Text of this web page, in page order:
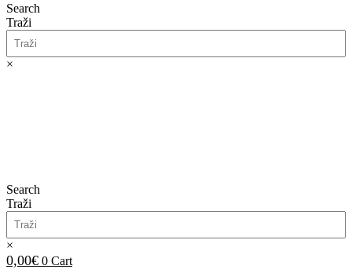
Search
Traži
×
Search
Traži
×
0,00€ 0 Cart